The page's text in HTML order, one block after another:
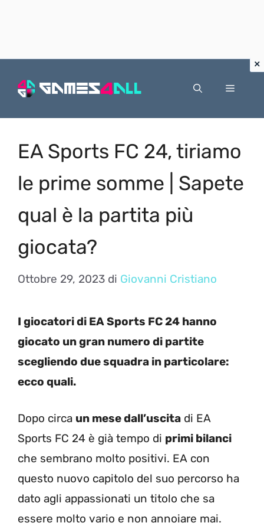
Menu
EA Sports FC 24, tiriamo
le prime somme | Sapete
qual è la partita più
giocata?
Ottobre 29, 2023 di Giovanni Cristiano
I giocatori di EA Sports FC 24 hanno
giocato un gran numero di partite
scegliendo due squadra in particolare:
ecco quali.
Dopo circa un mese dall’uscita di EA
Sports FC 24 è già tempo di primi bilanci
che sembrano molto positivi. EA con
questo nuovo capitolo del suo percorso ha
dato agli appassionati un titolo che sa
essere molto vario e non annoiare mai.